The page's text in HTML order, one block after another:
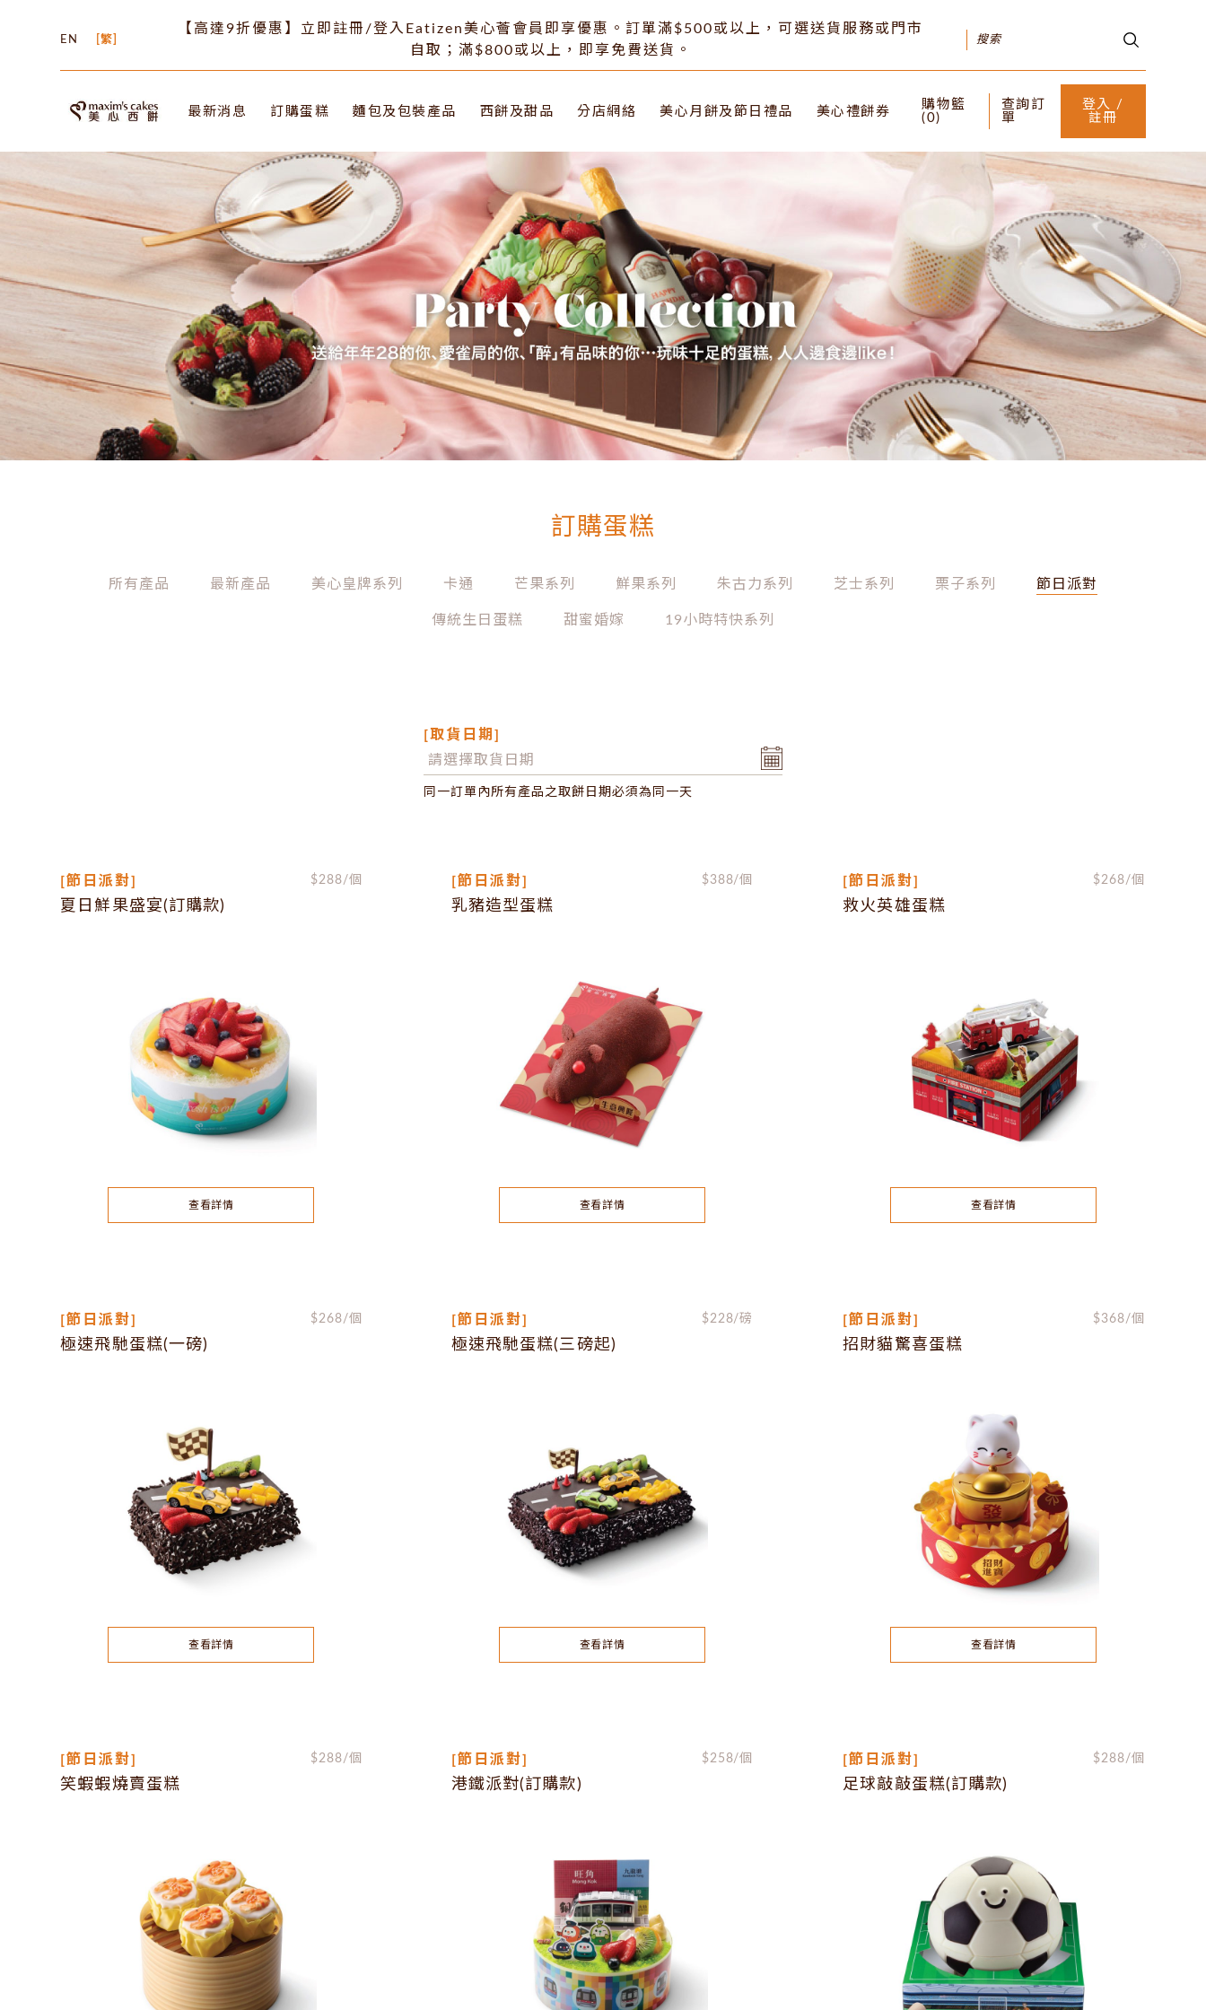
EN 繁
【高達9折優惠】立即註冊/登入Eatizen美心薈會員即享優惠。訂單滿$500或以上，可選送貨服務或門市
自取；滿$800或以上，即享免費送貨。
最新消息 訂購蛋糕 麵包及包裝產品 西餅及甜品 分店網絡 美心月餅及節日禮品 美心禮餅券
購物籃
( 0)
查詢訂
單
登入 /
註冊
訂購蛋糕
所有產品 最新產品 美心皇牌系列 卡通 芒果系列 鮮果系列 朱古力系列 芝士系列 栗子系列 節日派對
傳統生日蛋糕 甜蜜婚嫁 19小時特快系列
[取貨日期]
同一訂單內所有產品之取餅日期必須為同一天
[節日派對] $288/個
夏日鮮果盛宴(訂購款)
查看詳情
[節日派對] $388/個
乳豬造型蛋糕
查看詳情
[節日派對] $268/個
救火英雄蛋糕
查看詳情
[節日派對] $268/個
極速飛馳蛋糕(一磅)
查看詳情
[節日派對] $228/磅
極速飛馳蛋糕(三磅起)
查看詳情
[節日派對] $368/個
招財貓驚喜蛋糕
查看詳情
[節日派對] $288/個
笑蝦蝦燒賣蛋糕
[節日派對] $258/個
港鐵派對(訂購款)
[節日派對] $288/個
足球敲敲蛋糕(訂購款)